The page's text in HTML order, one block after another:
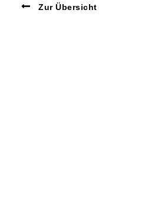
Zur Übersicht